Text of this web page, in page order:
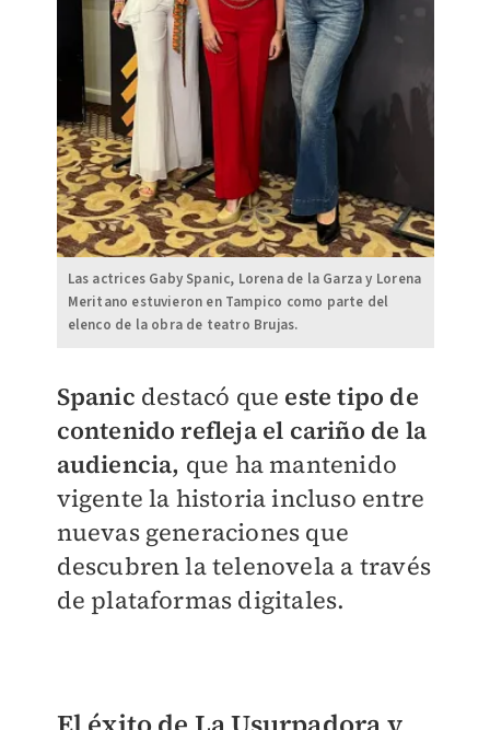
Las actrices Gaby Spanic, Lorena de la Garza y Lorena
Meritano estuvieron en Tampico como parte del
elenco de la obra de teatro Brujas.
Spanic destacó que este tipo de
contenido refleja el cariño de la
audiencia, que ha mantenido
vigente la historia incluso entre
nuevas generaciones que
descubren la telenovela a través
de plataformas digitales.